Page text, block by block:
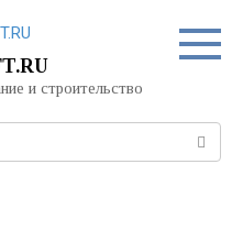
и строительство